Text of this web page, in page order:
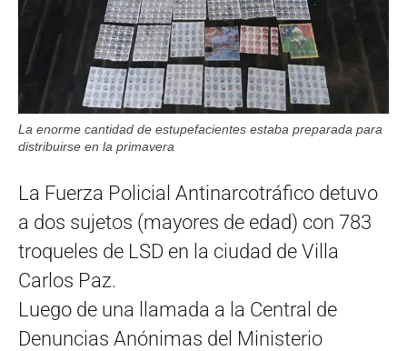
La enorme cantidad de estupefacientes estaba preparada para
distribuirse en la primavera
La Fuerza Policial Antinarcotráfico detuvo
a dos sujetos (mayores de edad) con 783
troqueles de LSD en la ciudad de Villa
Carlos Paz.
Luego de una llamada a la Central de
Denuncias Anónimas del Ministerio